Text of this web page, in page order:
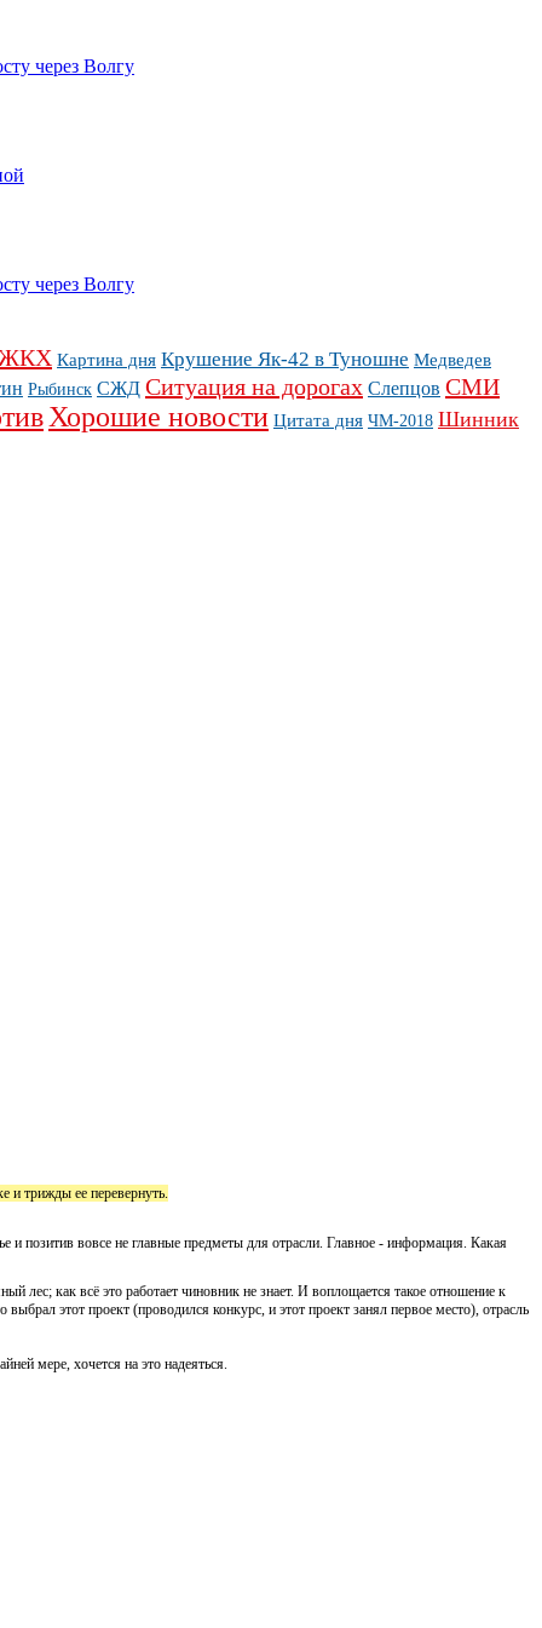
через Волгу
через Волгу
Картина дня Крушение Як-42 в Туношне Медведев
Рыбинск СЖД Ситуация на дорогах Слепцов СМИ
Хорошие новости Цитата дня ЧМ-2018 Шинник
и трижды ее перевернуть.
позитив вовсе не главные предметы для отрасли. Главное - информация. Какая
лес; как всё это работает чиновник не знает. И воплощается такое отношение к
этот проект (проводился конкурс, и этот проект занял первое место), отрасль
мере, хочется на это надеяться.